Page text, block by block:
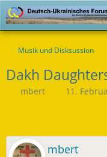
Musik und Disksussion
Dakh
mbert 11.
mbert